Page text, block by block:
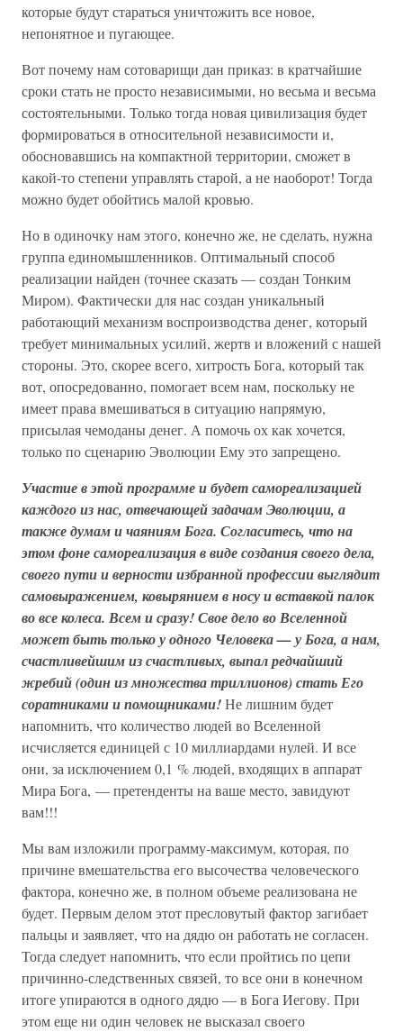
которые будут стараться уничтожить все новое,
непонятное и пугающее.
Вот почему нам сотоварищи дан приказ: в кратчайшие
сроки стать не просто независимыми, но весьма и весьма
состоятельными. Только тогда новая цивилизация будет
формироваться в относительной независимости и,
обосновавшись на компактной территории, сможет в
какой-то степени управлять старой, а не наоборот! Тогда
можно будет обойтись малой кровью.
Но в одиночку нам этого, конечно же, не сделать, нужна
группа единомышленников. Оптимальный способ
реализации найден (точнее сказать — создан Тонким
Миром). Фактически для нас создан уникальный
работающий механизм воспроизводства денег, который
требует минимальных усилий, жертв и вложений с нашей
стороны. Это, скорее всего, хитрость Бога, который так
вот, опосредованно, помогает всем нам, поскольку не
имеет права вмешиваться в ситуацию напрямую,
присылая чемоданы денег. А помочь ох как хочется,
только по сценарию Эволюции Ему это запрещено.
Участие в этой программе и будет самореализацией
каждого из нас, отвечающей задачам Эволюции, а
также думам и чаяниям Бога. Согласитесь, что на
этом фоне самореализация в виде создания своего дела,
своего пути и верности избранной профессии выглядит
самовыражением, ковырянием в носу и вставкой палок
во все колеса. Всем и сразу! Свое дело во Вселенной
может быть только у одного Человека — у Бога, а нам,
счастливейшим из счастливых, выпал редчайший
жребий (один из множества триллионов) стать Его
соратниками и помощниками!Не лишним будет
напомнить, что количество людей во Вселенной
исчисляется единицей с 10 миллиардами нулей. И все
они, за исключением 0,1 % людей, входящих в аппарат
Мира Бога, — претенденты на ваше место, завидуют
вам!!!
Мы вам изложили программу-максимум, которая, по
причине вмешательства его высочества человеческого
фактора, конечно же, в полном объеме реализована не
будет. Первым делом этот пресловутый фактор загибает
пальцы и заявляет, что на дядю он работать не согласен.
Тогда следует напомнить, что если пройтись по цепи
причинно-следственных связей, то все они в конечном
итоге упираются в одного дядю — в Бога Иегову. При
этом еще ни один человек не высказал своего